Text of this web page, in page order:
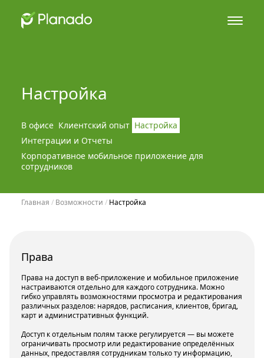
Настройка
В офисе Клиентский опыт Настройка
Интеграции и Отчеты
Корпоративное мобильное приложение для
сотрудников
Главная / Возможности / Настройка
Права
Права на доступ в веб-приложение и мобильное приложение
настраиваются отдельно для каждого сотрудника. Можно
гибко управлять возможностями просмотра и редактирования
различных разделов: нарядов, расписания, клиентов, бригад,
карт и административных функций.
Доступ к отдельным полям также регулируется — вы можете
ограничивать просмотр или редактирование определённых
данных, предоставляя сотрудникам только ту информацию,